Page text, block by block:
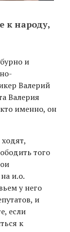
к народу,
и
Валерий
Валерия
именно, он
того
и.о.
у него
и
если
к